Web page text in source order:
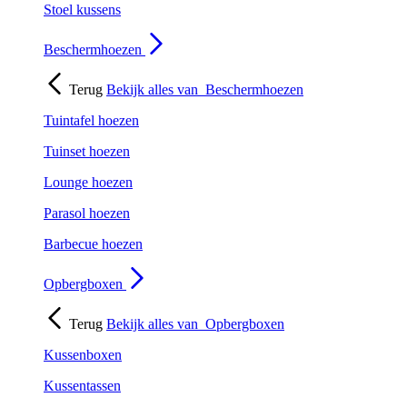
Stoel kussens
Beschermhoezen
Terug Bekijk alles van Beschermhoezen
Tuintafel hoezen
Tuinset hoezen
Lounge hoezen
Parasol hoezen
Barbecue hoezen
Opbergboxen
Terug Bekijk alles van Opbergboxen
Kussenboxen
Kussentassen